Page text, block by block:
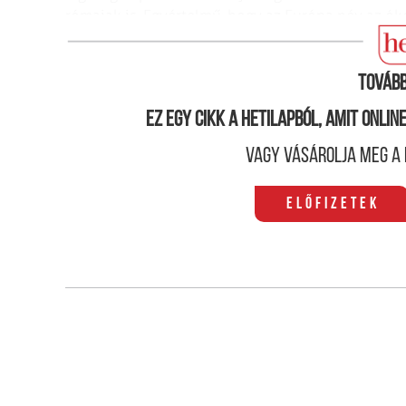
közös identitás vagy valamilyen magasabb
Ez egy cikk a hetilapból, amit
Vagy vásárolja meg
Előfizetek